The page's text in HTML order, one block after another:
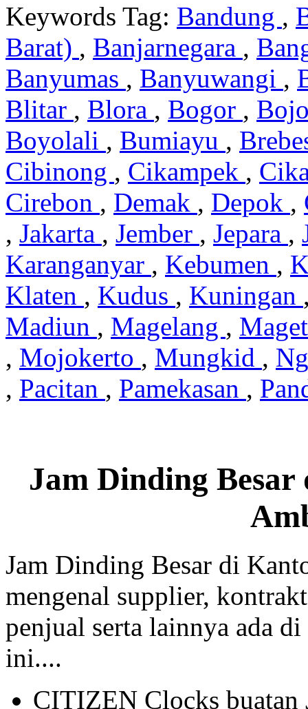
Keywords Tag: Bandung ,
Barat) , Banjarnegara ,
Banyumas , Banyuwangi ,
Blitar , Blora , Bogor ,
Boyolali , Bumiayu ,
Cibinong , Cikampek ,
Cirebon , Demak , Depok ,
, Jakarta , Jember , Jepara ,
Karanganyar , Kebumen ,
Klaten , Kudus , Kuningan
Madiun , Magelang ,
, Mojokerto , Mungkid ,
, Pacitan , Pamekasan ,
Jam Dinding
Jam Dinding Besar di
mengenal supplier,
penjual serta lainnya ada
ini....
CITIZEN Clocks buatan